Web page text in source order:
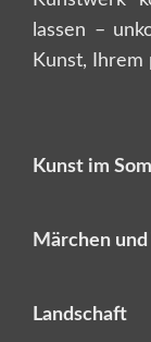
lassen –
Kunst, Ihrem
Kunst im
Märchen und
Landschaft